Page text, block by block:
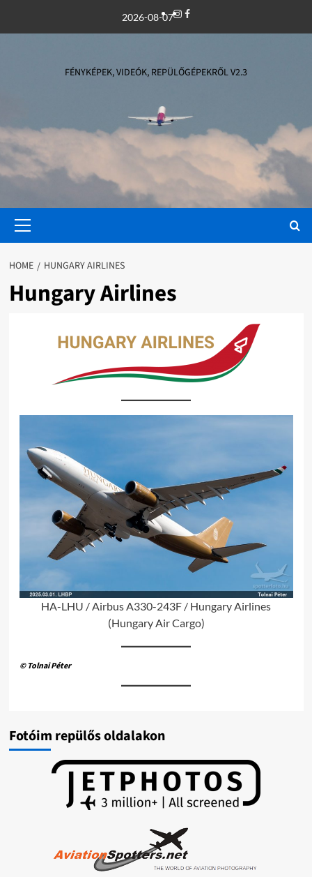
2026-08-07Instagram
Facebook
FÉNYKÉPEK, VIDEÓK, REPÜLŐGÉPEKRŐL V2.3
Menu
HOME HUNGARY AIRLINES
Hungary Airlines
HA-LHU / Airbus A330-243F / Hungary Airlines
(Hungary Air Cargo)
© Tolnai Péter
Fotóim repülős oldalakon